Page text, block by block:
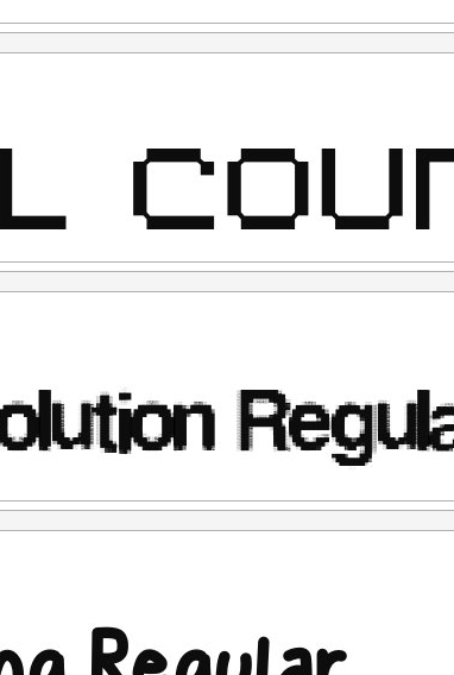
untuk kepentingan Komersial apapun bentuknya
LICENSE atau 100x Harga lisensi desktop.
(Contoh kasus: anda ketahuan menggunakan
free for personal use, kemudian setelah ketahuan
link diatas. Nah untuk kejadian yg seperti ini saya tidak
sesuai terms & condition yang berlaku setelah anda
silahkan menghubungi kami di :